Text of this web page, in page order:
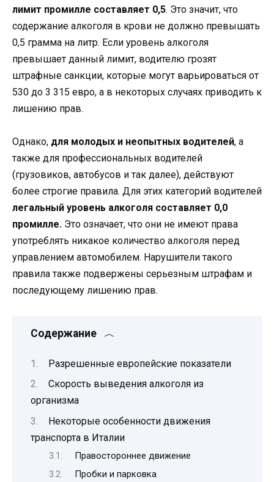
лимит промилле составляет 0,5. Это значит, что
содержание алкоголя в крови не должно превышать
0,5 грамма на литр. Если уровень алкоголя
превышает данный лимит, водителю грозят
штрафные санкции, которые могут варьироваться от
530 до 3 315 евро, а в некоторых случаях приводить к
лишению прав.
Однако, для молодых и неопытных водителей, а
также для профессиональных водителей
(грузовиков, автобусов и так далее), действуют
более строгие правила. Для этих категорий водителей
легальный уровень алкоголя составляет 0,0
промилле. Это означает, что они не имеют права
употреблять никакое количество алкоголя перед
управлением автомобилем. Нарушители такого
правила также подвержены серьезным штрафам и
последующему лишению прав.
Содержание
Разрешенные европейские показатели
Скорость выведения алкоголя из
организма
Некоторые особенности движения
транспорта в Италии
Правостороннее движение
Пробки и парковка